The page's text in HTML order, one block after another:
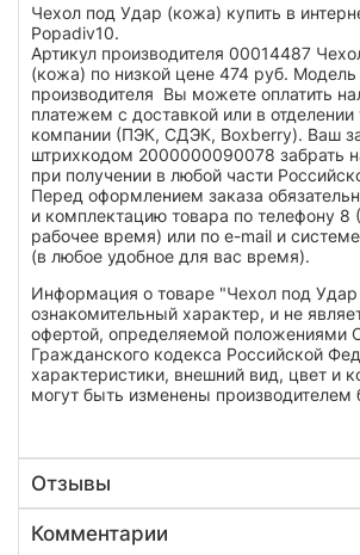
Чехол под Удар (кожа) купить в
Popadiv10.
Артикул производителя 00014487
(кожа) по низкой цене 474 руб.
производителя Вы можете оплатить
платежем с доставкой или в отделении
компании (ПЭК, СДЭК, Boxberry). Ваш
штрихкодом 2000000090078 забрать
при получении в любой части
Перед оформлением заказа
и комплектацию товара по телефону 8
рабочее время) или по e-mail и
(в любое удобное для вас время).
Информация о товаре "Чехол под
ознакомительный характер, и не
офертой, определяемой положениями
Гражданского кодекса Российской
характеристики, внешний вид, цвет и
могут быть изменены производителем
Отзывы
Комментарии